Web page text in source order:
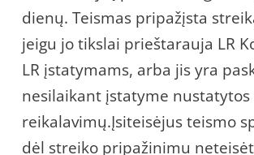
dienų. Teismas pripažįsta
jeigu jo tikslai prieštarauja LR
LR įstatymams, arba jis yra
nesilaikant įstatyme
reikalavimų.Įsiteisėjus teismo
dėl streiko pripažinimu